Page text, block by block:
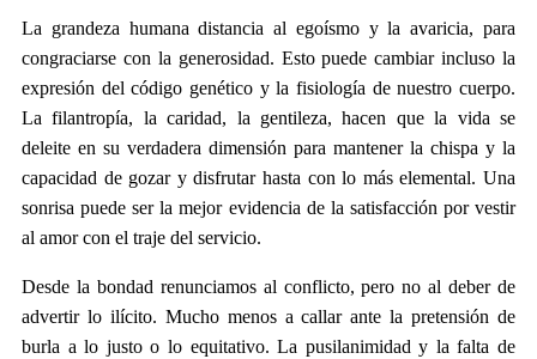
La grandeza humana distancia al egoísmo y la avaricia, para
congraciarse con la generosidad. Esto puede cambiar incluso la
expresión del código genético y la fisiología de nuestro cuerpo.
La filantropía, la caridad, la gentileza, hacen que la vida se
deleite en su verdadera dimensión para mantener la chispa y la
capacidad de gozar y disfrutar hasta con lo más elemental. Una
sonrisa puede ser la mejor evidencia de la satisfacción por vestir
al amor con el traje del servicio.
Desde la bondad renunciamos al conflicto, pero no al deber de
advertir lo ilícito. Mucho menos a callar ante la pretensión de
burla a lo justo o lo equitativo. La pusilanimidad y la falta de